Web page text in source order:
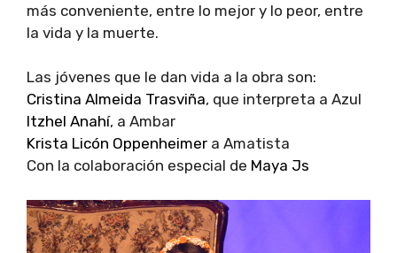
más conveniente, entre lo mejor y lo peor, entre
la vida y la muerte.
Las jóvenes que le dan vida a la obra son:
Cristina Almeida Trasviña, que interpreta a Azul
Itzhel Anahí, a Ambar
Krista Licón Oppenheimer a Amatista
Con la colaboración especial de Maya Js